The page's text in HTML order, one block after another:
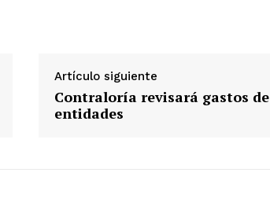
Artículo siguiente
Contraloría revisará gastos de
entidades